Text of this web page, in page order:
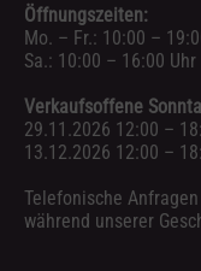
Öffnungszeiten:
Mo. – Fr.: 10:00 –
Sa.: 10:00 – 16:00 Uhr
Verkaufsoffene
29.11.2026 12:00 –
13.12.2026 12:00 –
Telefonische
während unserer